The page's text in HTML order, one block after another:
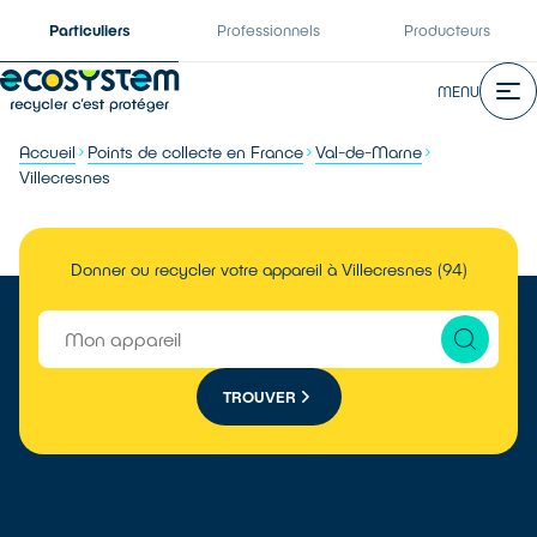
Particuliers Professionnels Producteurs
MENU
Accueil Points de collecte en France Val-de-Marne
Villecresnes
Donner ou recycler votre appareil à Villecresnes (94)
TROUVER